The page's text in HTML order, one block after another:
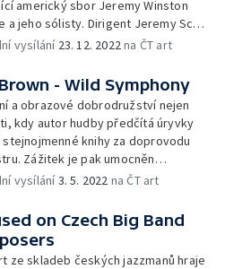
americký sbor Jeremy Winston
a jeho sólisty. Dirigent Jeremy Scott
vysílání 23. 12. 2022na ČT art
- Wild Symphony
a obrazové dobrodružství nejen
kdy autor hudby předčítá úryvky
stejnojmenné knihy za doprovodu
Zážitek je pak umocněn
projekcí bohatých ilustrací knihy.
vysílání3. 5. 2022 na ČT art
on Czech Big Band
ze skladeb českých jazzmanů hraje